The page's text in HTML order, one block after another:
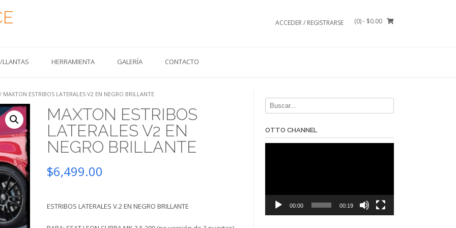
ACCEDER / REGISTRARSE (0)- $0.00
LLANTAS HERRAMIENTA GALERÍA CONTACTO
/ MAXTON ESTRIBOS LATERALES V2 EN NEGRO BRILLANTE
MAXTON ESTRIBOS
LATERALES V2 EN
NEGRO BRILLANTE
$6,499.00
ESTRIBOS LATERALES V.2 EN NEGRO BRILLANTE
OTTO CHANNEL
00:00 00:19